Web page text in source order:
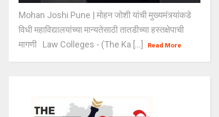
Mohan Joshi Pune | मोहन जोशी यांची मुख्यमंत्र्यांकडे
विधी महाविद्यालयांच्या मान्यतेसाठी तातडीच्या हस्तक्षेपाची
मागणी Law Colleges - (The Ka [...]
Read More